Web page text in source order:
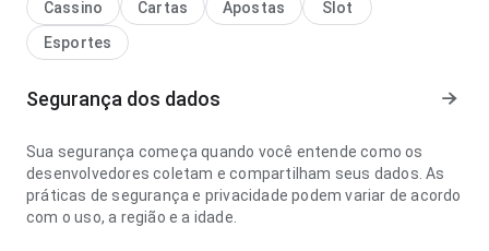
rapidamente se vale instalar.
Cassino Cartas Apostas
Slot
Esportes
Segurança dos dados
Sua segurança começa quando você entende como os
desenvolvedores coletam e compartilham seus dados. As
práticas de segurança e privacidade podem variar de acordo
com o uso, a região e a idade.